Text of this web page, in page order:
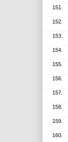
151.
152.
153.
154.
155.
156.
157.
158.
159.
160.